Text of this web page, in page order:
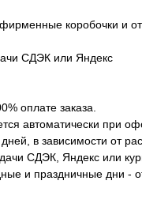
коробочки и
СДЭК или Яндекс
оплате заказа.
автоматически при
в зависимости от
СДЭК, Яндекс или
и праздничные дни -